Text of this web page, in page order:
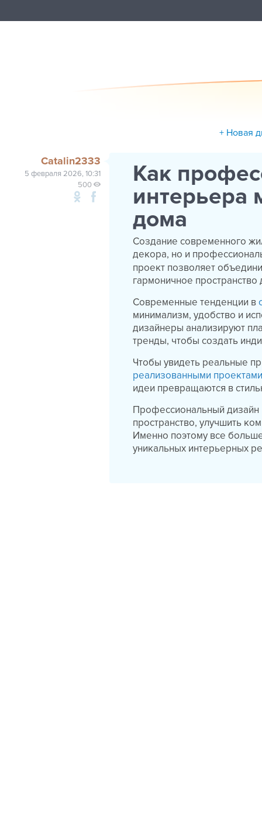
+ Новая
Catalin2333
5 февраля 2026, 10:31
500
Как
интерьера
дома
Создание современного
декора, но и
проект позволяет
гармоничное
Современные тенденции в
минимализм, удобство и
дизайнеры анализируют
тренды, чтобы создать
Чтобы увидеть реальные
реализованными
идеи превращаются в
Профессиональный дизайн
пространство, улучшить
Именно поэтому все
уникальных интерьерных